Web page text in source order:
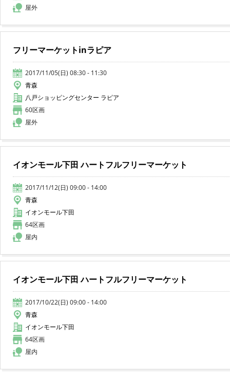
屋外
フリーマーケットinラピア
2017/11/05(日) 08:30 - 11:30
青森
八戸ショッピングセンター ラピア
60区画
屋外
イオンモール下田 ハートフルフリーマーケット
2017/11/12(日) 09:00 - 14:00
青森
イオンモール下田
64区画
屋内
イオンモール下田 ハートフルフリーマーケット
2017/10/22(日) 09:00 - 14:00
青森
イオンモール下田
64区画
屋内